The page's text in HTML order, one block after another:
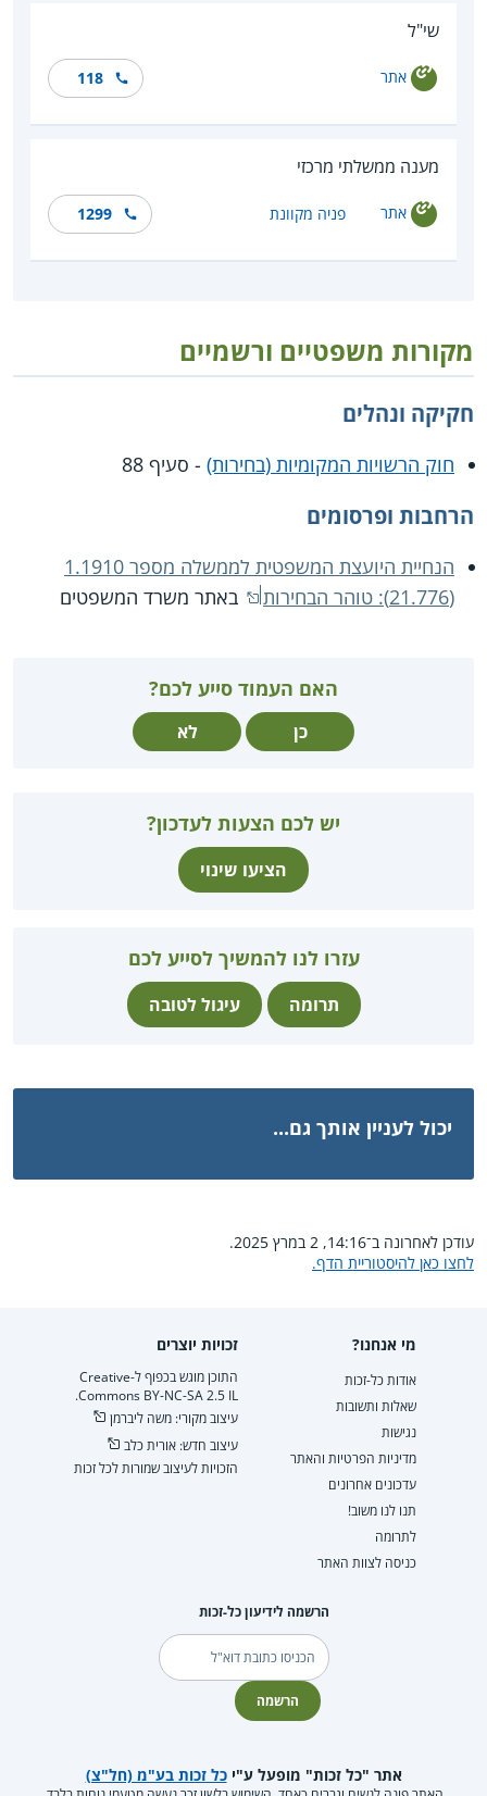
שי"ל
אתר 118
מענה ממשלתי מרכזי
אתר פניה מקוונת 1299
מקורות משפטיים ורשמיים
חקיקה ונהלים
חוק הרשויות המקומיות (בחירות) - סעיף 88
הרחבות ופרסומים
הנחיית היועצת המשפטית לממשלה מספר 1.1910
(21.776): טוהר הבחירות
באתר משרד המשפטים
האם העמוד סייע לכם?
כן לא
יש לכם הצעות לעדכון?
הציעו שינוי
עזרו לנו להמשיך לסייע לכם
תרומה עיגול לטובה
יכול לעניין אותך גם...
עודכן לאחרונה ב־14:16, 2 במרץ 2025.
לחצו כאן להיסטוריית הדף.
מי אנחנו?
אודות כל-זכות
שאלות ותשובות
נגישות
מדיניות הפרטיות והאתר
עדכונים אחרונים
תנו לנו משוב!
לתרומה
כניסה לצוות האתר
זכויות יוצרים
התוכן מוגש בכפוף ל-Creative
Commons BY-NC-SA 2.5 IL.
עיצוב מקורי: משה ליברמן
עיצוב חדש: אורית כלב
הזכויות לעיצוב שמורות לכל זכות
הרשמה לידיעון כל-זכות
דוא"ל
הרשמה
אתר "כל זכות" מופעל ע"יכל זכות בע"מ (חל"צ)